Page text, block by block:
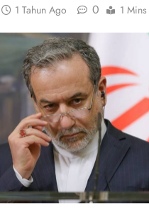
1 Tahun Ago 0 1 Mins